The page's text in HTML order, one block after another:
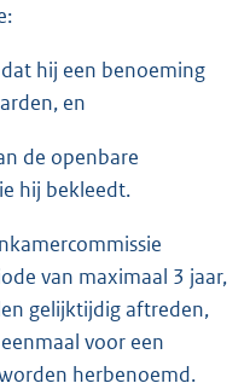
hij een benoeming
en
de openbare
hij bekleedt.
van maximaal 3 jaar,
gelijktijdig aftreden,
voor een
herbenoemd.